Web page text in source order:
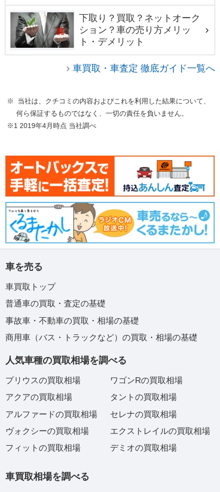
下取り？買取？ネットオーク
ション？車の売り方メリッ
ト・デメリット
車買取・車査定 徹底ガイド一覧へ
※ 当社は、クチコミの内容およびこれを利用した結果について、
何ら保証するものではなく、一切の責任を負いません。
※1 2019年4月時点 当社調べ
車を売る
車買取トップ
普通車の買取・査定の基礎
事故車・不動車の買取・相場の基礎
商用車（バス・トラックなど）の買取・相場の基礎
人気車種の買取相場を調べる
プリウスの買取相場
アクアの買取相場
アルファードの買取相場
ヴォクシーの買取相場
フィットの買取相場
ワゴンRの買取相場
タントの買取相場
セレナの買取相場
エクストレイルの買取相場
デミオの買取相場
車買取相場を調べる